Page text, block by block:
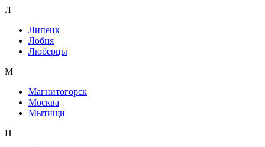
Л
Липецк
Лобня
Люберцы
М
Магнитогорск
Москва
Мытищи
Н